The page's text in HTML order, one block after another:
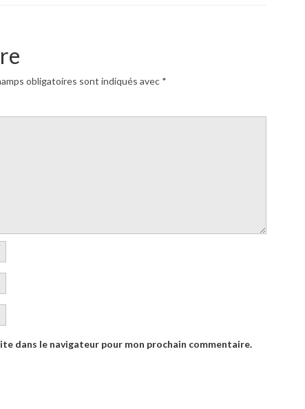
obligatoires sont indiqués avec *
dans le navigateur pour mon prochain commentaire.